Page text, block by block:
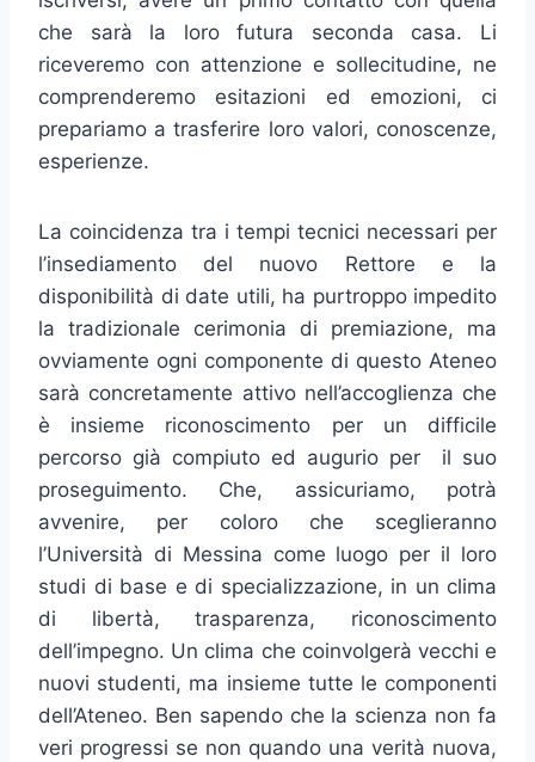
che sarà la loro futura seconda casa. Li
riceveremo con attenzione e sollecitudine, ne
comprenderemo esitazioni ed emozioni, ci
prepariamo a trasferire loro valori, conoscenze,
esperienze.
La coincidenza tra i tempi tecnici necessari per
l’insediamento del nuovo Rettore e la
disponibilità di date utili, ha purtroppo impedito
la tradizionale cerimonia di premiazione, ma
ovviamente ogni componente di questo Ateneo
sarà concretamente attivo nell’accoglienza che
è insieme riconoscimento per un difficile
percorso già compiuto ed augurio per il suo
proseguimento. Che, assicuriamo, potrà
avvenire, per coloro che sceglieranno
l’Università di Messina come luogo per il loro
studi di base e di specializzazione, in un clima
di libertà, trasparenza, riconoscimento
dell’impegno. Un clima che coinvolgerà vecchi e
nuovi studenti, ma insieme tutte le componenti
dell’Ateneo. Ben sapendo che la scienza non fa
veri progressi se non quando una verità nuova,